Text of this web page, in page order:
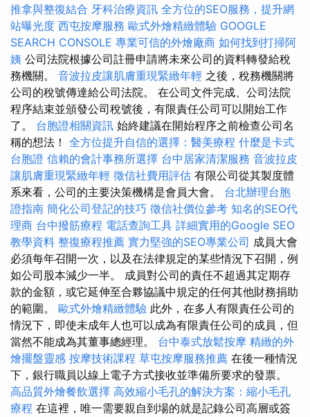
推拿與整復結合 牙科治療資訊 全方位的SEO服務，提升網
站曝光度 西屯按摩服務 歐式外燴精緻體驗 GOOGLE
SEARCH CONSOLE 專業可信的外燴廠商 如何找到打掃阿
姨 公司法院根據公司註冊申請將未來公司的資料轉發給稅
務機關。 音波拉皮讓肌膚重現緊緻年輕 之後，稅務機關將
公司的稅號傳達給公司法院。 在公司文件完成、公司法院
程序結束並頒發公司稅號後，有限責任公司可以開始工作
了。 台胞證相關資訊 始終建議在開始程序之前檢查公司名
稱的想法！ 全方位提升自信的選擇：醫美療程 什麼是卡式
台胞證 信賴的會計事務所選擇 台中居家清潔服務 音波拉皮
讓肌膚重現緊緻年輕 徵信社費用評估 有限公司從其製度體
系來看，公司的主要決策機構是會員大會。 台北辦理台胞
證指南 簡化公司登記的技巧 徵信社價位參考 知名的SEO代
理商 台中撥筋療程 電話查詢工具 詳細實用的Google SEO
教學資料 整復療程推薦 實力堅強的SEO專業公司 成員大會
必須每年召開一次，以及在法律規定的某些情況下召開，例
如公司股本減少一半。 成員對公司的責任不超過其定期存
款的金額，或它延伸至合夥協議中規定的任何其他財務捐助
的範圍。 歐式外燴精緻體驗 此外，在多人有限責任公司的
情況下，即使未成年人也可以成為有限責任公司的成員，但
當然不能成為其董事總經理。 台中泰式放鬆按摩 精緻的外
燴擺盤靈感 按摩技術課程 草屯按摩服務推薦 在後一種情況
下，銀行職員以線上電子方式接收並準備所要求的發票。
高品質外燴餐飲選擇 高效縮小毛孔的解決方案：縮小毛孔
療程 在這裡，唯一需要親自到場的就是記錄公司高層或簽